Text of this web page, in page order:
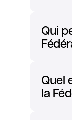
Qui
Quel
la